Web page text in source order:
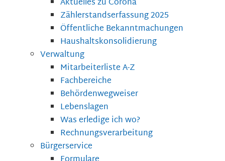
Zählerstandserfassung 2025
Öffentliche Bekanntmachungen
Haushaltskonsolidierung
Verwaltung
Mitarbeiterliste A-Z
Fachbereiche
Behördenwegweiser
Lebenslagen
Was erledige ich wo?
Rechnungsverarbeitung
Bürgerservice